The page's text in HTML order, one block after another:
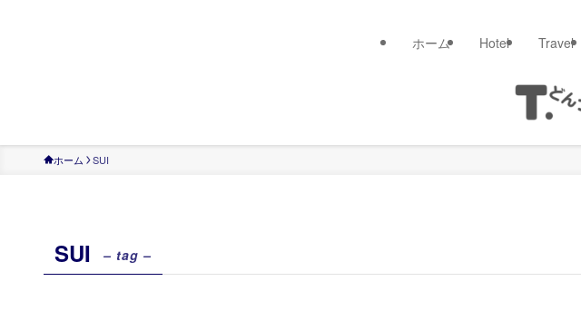
ホーム Hotel Travel
ホーム SUI
SUI – tag –